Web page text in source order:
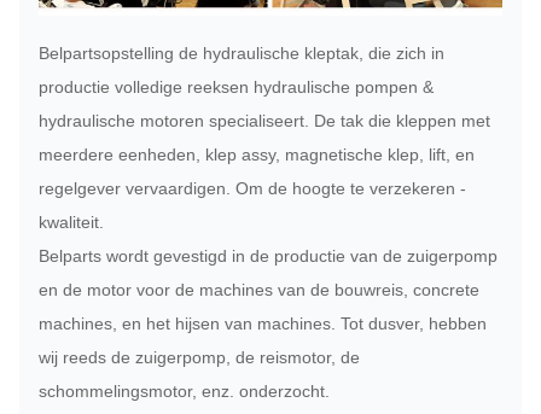
Belpartsopstelling de hydraulische kleptak, die zich in
productie volledige reeksen hydraulische pompen &
hydraulische motoren specialiseert. De tak die kleppen met
meerdere eenheden, klep assy, magnetische klep, lift, en
regelgever vervaardigen. Om de hoogte te verzekeren -
kwaliteit.
Belparts wordt gevestigd in de productie van de zuigerpomp
en de motor voor de machines van de bouwreis, concrete
machines, en het hijsen van machines. Tot dusver, hebben
wij reeds de zuigerpomp, de reismotor, de
schommelingsmotor, enz. onderzocht.